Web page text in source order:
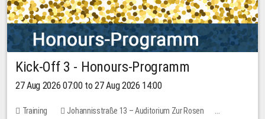
Kick-Off 3 - Honours-Programm
27 Aug 2026 07:00 to 27 Aug 2026 14:00
Training
Johannisstraße 13 – Auditorium Zur Rosen